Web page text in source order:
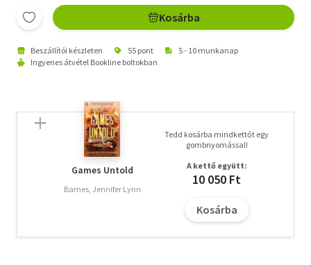
Kosárba
Beszállítói készleten 55 pont
5 - 10 munkanap
Ingyenes átvétel Bookline boltokban
Games Untold
Barnes, Jennifer Lynn
Tedd kosárba mindkettőt egy
gombnyomással!
A kettő együtt:
10 050 Ft
Kosárba